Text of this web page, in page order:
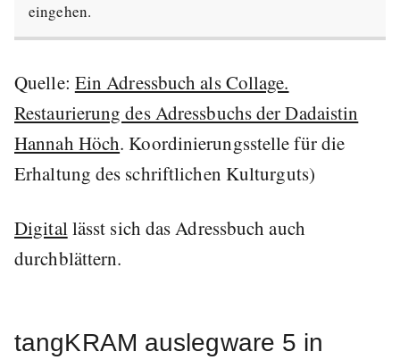
eingehen.
Quelle: Ein Adressbuch als Collage.
Restaurierung des Adressbuchs der Dadaistin
Hannah Höch. Koordinierungsstelle für die
Erhaltung des schriftlichen Kulturguts)
Digitallässt sich das Adressbuch auch
durchblättern.
tangKRAM auslegware 5 in